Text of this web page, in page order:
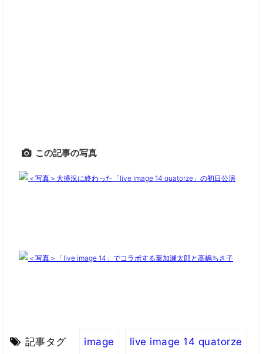
この記事の写真
記事タグ image live image 14 quatorze